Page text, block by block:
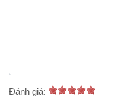
Đánh giá: